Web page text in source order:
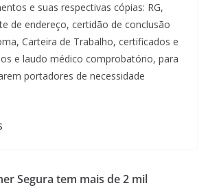
e suas respectivas cópias: RG,
de endereço, certidão de conclusão
Carteira de Trabalho, certificados e
e laudo médico comprobatório, para
portadores de necessidade
Segura tem mais de 2 mil